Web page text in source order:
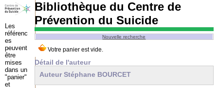
Bibliothèque du Centre de
Prévention du Suicide
Nouvelle recherche
Détail de l'auteur
Auteur Stéphane BOURCET
Les
référenc
es
peuvent
être
mises
dans un
"panier"
et